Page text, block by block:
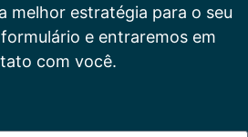
melhor estratégia para o seu
e entraremos em
com você.